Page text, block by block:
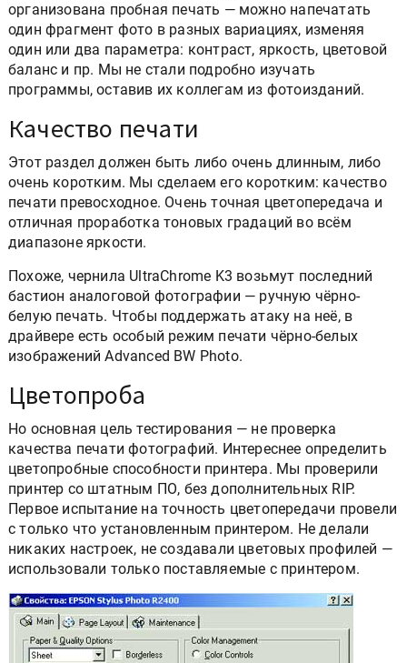
организована пробная печать — можно напечатать
один фрагмент фото в разных вариациях, изменяя
один или два параметра: контраст, яркость, цветовой
баланс и пр. Мы не стали подробно изучать
программы, оставив их коллегам из фотоизданий.
Качество печати
Этот раздел должен быть либо очень длинным, либо
очень коротким. Мы сделаем его коротким: качество
печати превосходное. Очень точная цветопередача и
отличная проработка тоновых градаций во всём
диапазоне яркости.
Похоже, чернила UltraChrome K3 возьмут последний
бастион аналоговой фотографии — ручную чёрно-
белую печать. Чтобы поддержать атаку на неё, в
драйвере есть особый режим печати чёрно-белых
изображений Advanced BW Photo.
Цветопроба
Но основная цель тестирования — не проверка
качества печати фотографий. Интереснее определить
цветопробные способности принтера. Мы проверили
принтер со штатным ПО, без дополнительных RIP.
Первое испытание на точность цветопередачи провели
с только что установленным принтером. Не делали
никаких настроек, не создавали цветовых профилей —
использовали только поставляемые с принтером.